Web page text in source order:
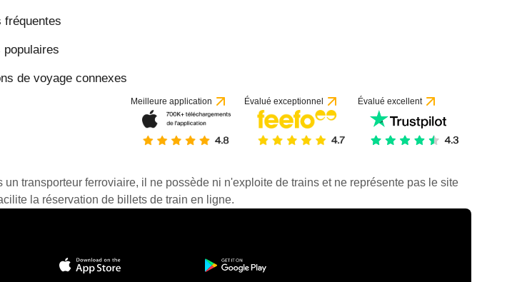
fréquentes
populaires
de voyage connexes
Meilleure application Évalué exceptionnel Évalué excellent
transporteur ferroviaire, il ne possède ni n'exploite de trains et ne représente pas le site
la réservation de billets de train en ligne.